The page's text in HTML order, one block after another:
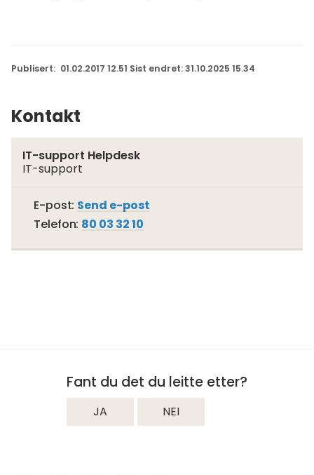
Publisert 01.02.2017 12.51 Sist endret 31.10.2025 15.34
Kontakt
IT-support Helpdesk
IT-support
E-post Send e-postTil
Telefon 80 03 32 10
Fant du det du leitte etter?
JA NEI